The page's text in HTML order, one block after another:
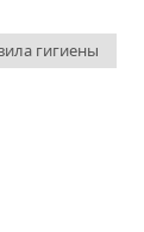
гигиены